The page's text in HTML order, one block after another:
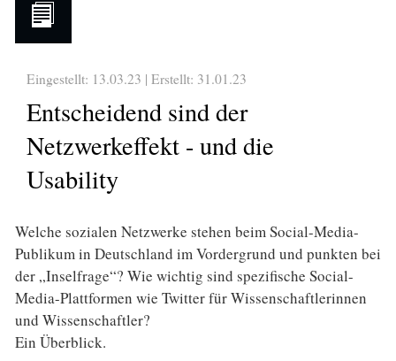
Eingestellt: 13.03.23 | Erstellt: 31.01.23
Entscheidend sind der
Netzwerkeffekt - und die
Usability
Welche sozialen Netzwerke stehen beim Social-Media-
Publikum in Deutschland im Vordergrund und punkten bei
der „Inselfrage“? Wie wichtig sind spezifische Social-
Media-Plattformen wie Twitter für Wissenschaftlerinnen
und Wissenschaftler?
Ein Überblick.